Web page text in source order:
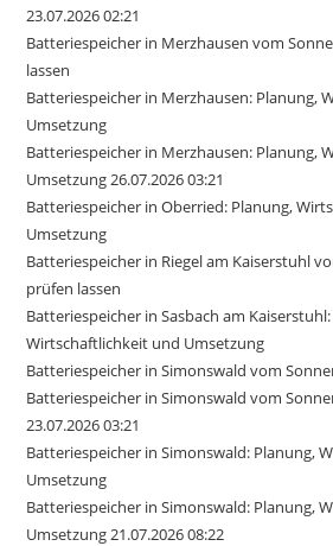
23.07.2026 02:21
Batteriespeicher in Merzhausen vom
lassen
Batteriespeicher in Merzhausen: Planung,
Umsetzung
Batteriespeicher in Merzhausen: Planung,
Umsetzung 26.07.2026 03:21
Batteriespeicher in Oberried: Planung,
Umsetzung
Batteriespeicher in Riegel am Kaiserstuhl
prüfen lassen
Batteriespeicher in Sasbach am
Wirtschaftlichkeit und Umsetzung
Batteriespeicher in Simonswald vom
Batteriespeicher in Simonswald vom
23.07.2026 03:21
Batteriespeicher in Simonswald: Planung,
Umsetzung
Batteriespeicher in Simonswald: Planung,
Umsetzung 21.07.2026 08:22